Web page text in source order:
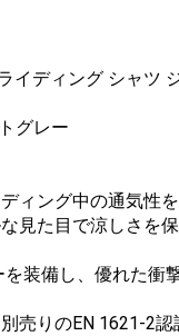
イディング シャツ
グレー
ィング中の通気性
見た目で涼しさを保
装備し、優れた衝
売りのEN 1621-2